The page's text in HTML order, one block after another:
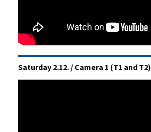
Saturday 2.12. / Camera 1 (T1 and T2)